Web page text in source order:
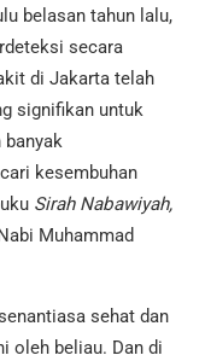
belasan tahun lalu,
secara
di Jakarta telah
signifikan untuk
banyak
kesembuhan
Sirah Nabawiyah,
Muhammad
sehat dan
oleh beliau. Dan di